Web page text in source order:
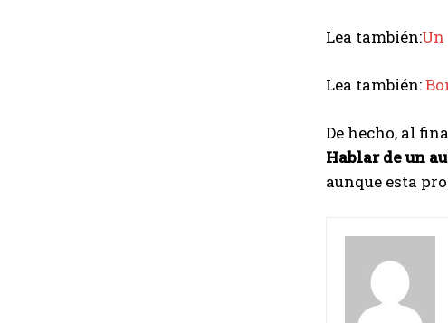
Lea también:
Lea también:
De hecho, al
Hablar de un
aunque esta